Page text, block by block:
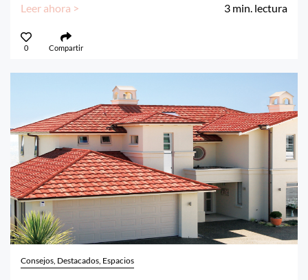
Leer ahora > 3 min. lectura
0 Compartir
Consejos, Destacados, Espacios